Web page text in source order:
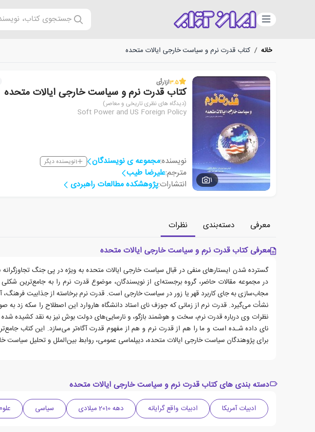
دسته‌بندی جستجوی کتاب،
خانه / کتاب قدرت نرم و سیاست خارجی ایالات متحده
1
3.5از1رأی
کتاب قدرت نرم و سیاست خارجی ایالات متحده
(دیدگاه های نظری تاریخی و معاصر)
Soft Power and US Foreign Policy
نویسنده:مجموعه ی نویسندگان 1نویسنده دیگر
مترجم:علیرضا طیب
انتشارات:پژوهشکده مطالعات راهبردی
معرفی دسته‌بندی
نظرات
معرفی کتاب قدرت نرم و سیاست خارجی ایالات متحده
گسترده شدن ایستارهای منفی در قبال سیاست خارجی ایالات متحده به ویژه در پی جنگ
در مجموعه مقالات حاضر، گروه برجسته‌ای از نویسندگان، موضوع قدرت نرم را به جامع‌ترین
مجاب‌سازی به جای کاربرد قهر یا زور در سیاست خارجی است. قدرت نرم برخاسته از جذابیت
نشأت می‌گیرد. قدرت نرم از زمانی که جوزف نای استاد دانشگاه هاروارد این اصطلاح را سکه زد
نظرات وی درباره قدرت نرم، سخت و هوشمند بازگو، و نارسایی‌های دولت بوش نیز به نقد کشیده
نای داده شـده است و ما را هم از قدرت نرم و هم از مفهوم قدرت آگاه‌تر می‌سازد. این کتاب
برای پژوهندگان سیاست خارجی ایالات متحده، دیپلماسی عمومی، روابط بین‌الملل و تحلیل سیاست
دسته بندی های کتاب قدرت نرم و سیاست خارجی ایالات متحده
ادبیات آمریکا ادبیات واقع گرایانه دهه 2010 میلادی سیاسی